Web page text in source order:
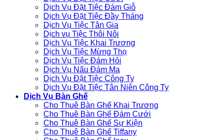
Dịch Vụ Đặt Tiệc Đám Giỗ
Dịch Vụ Đặt Tiệc Đầy Tháng
Dịch Vụ Tiệc Tân Gia
Dịch vụ Tiệc Thôi Nôi
Dịch Vụ Tiệc Khai Trương
Dịch Vụ Tiệc Mừng Thọ
Dịch Vụ Tiệc Đám Hỏi
Dịch Vụ Nấu Đám Ma
Dịch Vụ Đặt Tiệc Công Ty
Dịch Vụ Đặt Tiệc Tân Niên Công Ty
Dịch Vụ Bàn Ghế
Cho Thuê Bàn Ghế Khai Trương
Cho Thuê Bàn Ghế Đám Cưới
Cho Thuê Bàn Ghế Sự Kiện
Cho Thuê Bàn Ghế Tiffany